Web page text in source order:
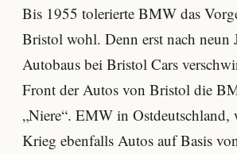
Bis 1955 tolerierte BMW das
Bristol wohl. Denn erst nach neun
Autobaus bei Bristol Cars
Front der Autos von Bristol die
„Niere“. EMW in Ostdeutschland,
Krieg ebenfalls Autos auf Basis